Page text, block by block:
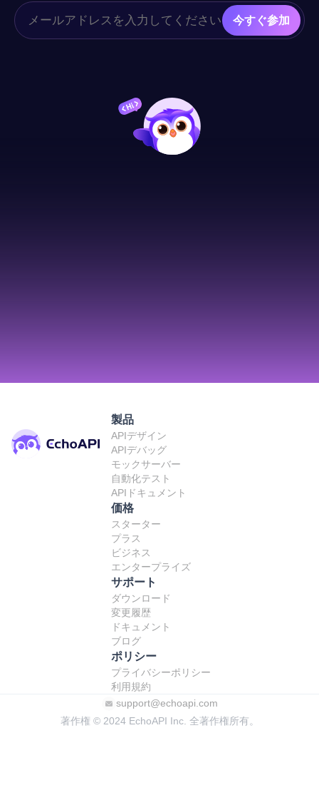
今すぐ参加
製品
APIデザイン
APIデバッグ
モックサーバー
自動化テスト
APIドキュメント
価格
スターター
プラス
ビジネス
エンタープライズ
サポート
ダウンロード
変更履歴
ドキュメント
ブログ
ポリシー
プライバシーポリシー
利用規約
support@echoapi.com
著作権 © 2024 EchoAPI Inc. 全著作権所有。